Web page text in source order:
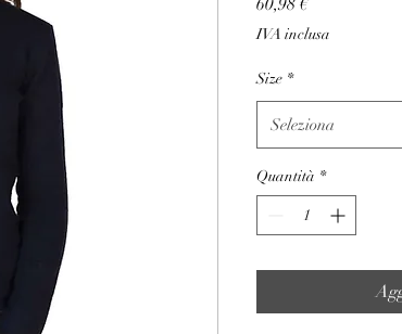
60,98 €
IVA inclusa
Size *
Seleziona
Quantità *